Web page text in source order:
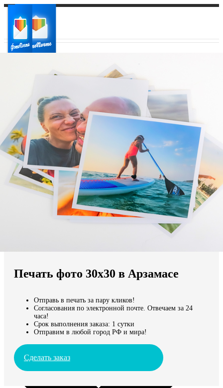
Ваш регион доставки
Выберите из списка:
Мы доставляем по всему миру
Продолжить без города
Печать фото 30х30 в Арзамасе
Отправь в печать за пару кликов!
Согласования по электронной почте. Отвечаем за 24
часа!
Срок выполнения заказа: 1 сутки
Отправим в любой город РФ и мира!
Сделать заказ